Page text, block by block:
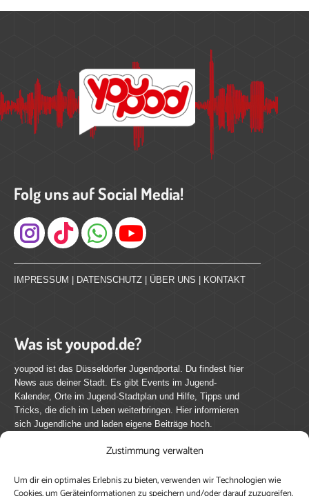
Zustimmung verwalten
Um dir ein optimales Erlebnis zu bieten, verwenden wir Technologien wie
Folg uns auf Social Media!
Instagram
IMPRESSUM DATENSCHUTZ ÜBER UNS KONTAKT
Was ist youpod.de?
youpod ist das Düsseldorfer Jugendportal. Du findest hier
News aus deiner Stadt. Es gibt Events im Jugend-
Kalender, Orte im Jugend-Stadtplan und Hilfe, Tipps und
Tricks, die dich im Leben weiterbringen. Hier informieren
sich Jugendliche und laden eigene Beiträge hoch.
Mach mit bei youpod.de!
youpod.de lebt von Menschen wie dir. Sammel